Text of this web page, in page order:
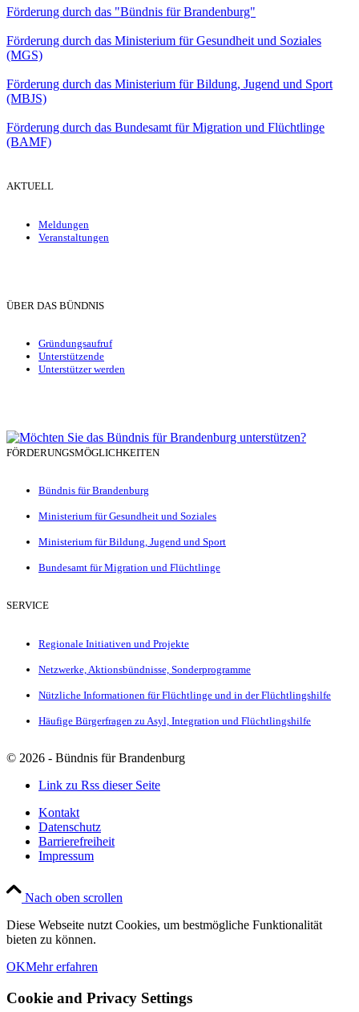
Förderung durch das "Bündnis für Brandenburg"
Förderung durch das Ministerium für Gesundheit und Soziales
(MGS)
Förderung durch das Ministerium für Bildung, Jugend und Sport
(MBJS)
Förderung durch das Bundesamt für Migration und Flüchtlinge
(BAMF)
AKTUELL
Meldungen
Veranstaltungen
ÜBER DAS BÜNDNIS
Gründungsaufruf
Unterstützende
Unterstützer werden
FÖRDERUNGSMÖGLICHKEITEN
Bündnis für Brandenburg
Ministerium für Gesundheit und Soziales
Ministerium für Bildung, Jugend und Sport
Bundesamt für Migration und Flüchtlinge
SERVICE
Regionale Initiativen und Projekte
Netzwerke, Aktionsbündnisse, Sonderprogramme
Nützliche Informationen für Flüchtlinge und in der Flüchtlingshilfe
Häufige Bürgerfragen zu Asyl, Integration und Flüchtlingshilfe
© 2026 - Bündnis für Brandenburg
Link zu Rss dieser Seite
Kontakt
Datenschutz
Barrierefreiheit
Impressum
Nach oben scrollen
Diese Webseite nutzt Cookies, um bestmögliche Funktionalität
bieten zu können.
OKMehr erfahren
Cookie and Privacy Settings